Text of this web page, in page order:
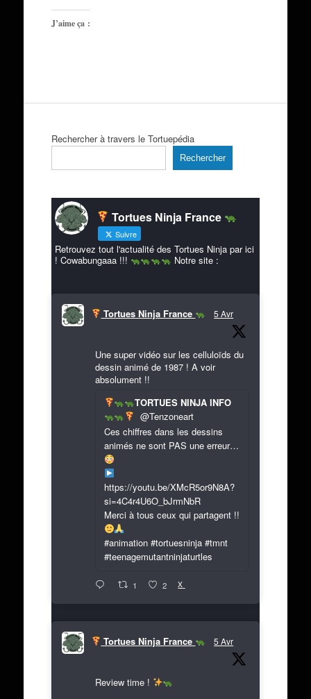
J’aime ça :
Rechercher à travers le Tortuepédia
Rechercher
Tortues Ninja France
Suivre
Retrouvez tout l'actualité des Tortues Ninja par ici
! Cowabungaaa !!!
Notre site :
Tortues Ninja France 5 Avr
Une super vidéo sur les celluloïds du
dessin animé de 1987 ! A voir
absolument !!
TORTUES NINJA INFO
@Tenzoneart
Ces chiffres dans les dessins
animés ne sont PAS une erreur…
https://youtu.be/XMcR5or9N8A?
si=4C4r4U6O_bJrmNbR
Merci à tous ceux qui partagent !!
#animation #tortuesninja #tmnt
#teenagemutantninjaturtles
1 2 X
Tortues Ninja France 5 Avr
Review time !